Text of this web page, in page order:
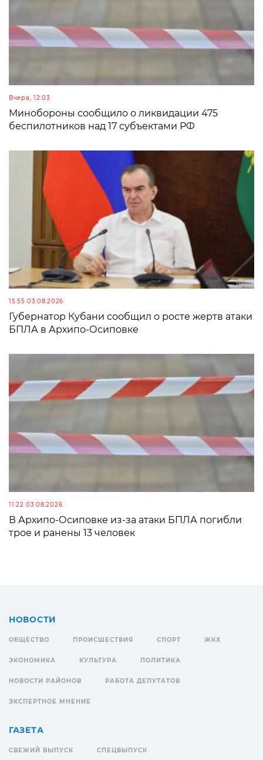
Вчера, 12:03
Минобороны сообщило о ликвидации 475
беспилотников над 17 субъектами РФ
15:55 03.08.2026
Губернатор Кубани сообщил о росте жертв атаки
БПЛА в Архипо-Осиповке
11:22 03.08.2026
В Архипо-Осиповке из-за атаки БПЛА погибли
трое и ранены 13 человек
НОВОСТИ
ОБЩЕСТВО ПРОИСШЕСТВИЯ СПОРТ ЖКХ
ЭКОНОМИКА КУЛЬТУРА ПОЛИТИКА
НОВОСТИ РАЙОНОВ РАБОТА ДЕПУТАТОВ
ЭКСПЕРТНОЕ МНЕНИЕ
ГАЗЕТА
СВЕЖИЙ ВЫПУСК СПЕЦВЫПУСК